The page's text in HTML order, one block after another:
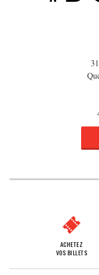
ACHETEZ
VOS BILLETS